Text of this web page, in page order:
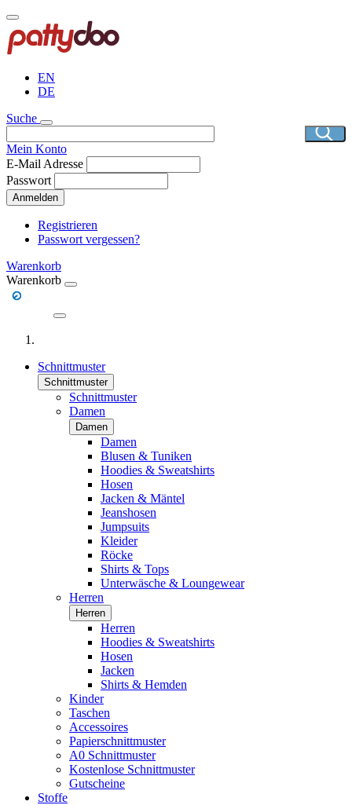
Direkt
zum
Inhalt
EN
DE
Suche
Mein Konto
E-Mail Adresse
Passwort
Anmelden
Registrieren
Passwort vergessen?
Warenkorb
Warenkorb
Schnittmuster
Schnittmuster
Schnittmuster
Damen
Damen
Damen
Blusen & Tuniken
Hoodies & Sweatshirts
Hosen
Jacken & Mäntel
Jeanshosen
Jumpsuits
Kleider
Röcke
Shirts & Tops
Unterwäsche & Loungewear
Herren
Herren
Herren
Hoodies & Sweatshirts
Hosen
Jacken
Shirts & Hemden
Kinder
Taschen
Accessoires
Papierschnittmuster
A0 Schnittmuster
Kostenlose Schnittmuster
Gutscheine
Stoffe